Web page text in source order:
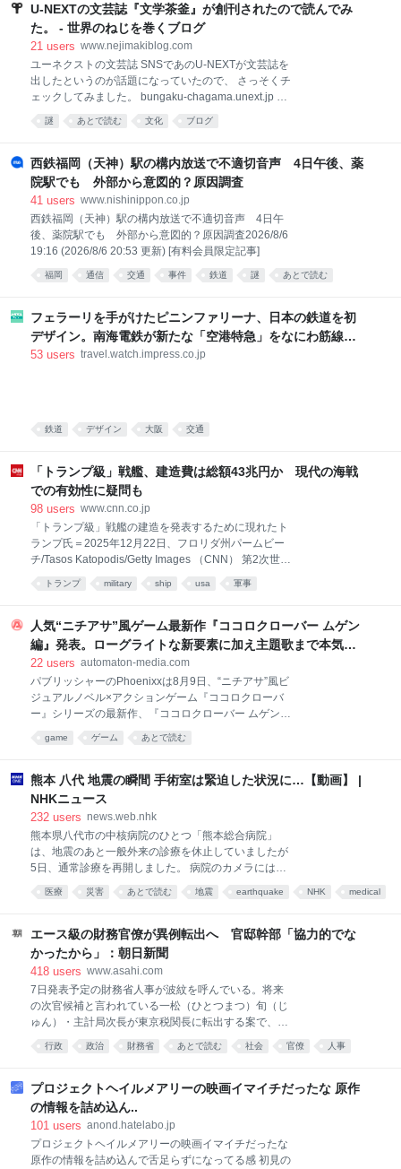
用いて、磁気活動が活発な黒点付近を詳細に観測し
た。黒点は太陽活動が盛んな領域と考えられている。
今回の画像とズームアップ映像は、太陽の複雑でダイ
光球とは、磁場と流体プラズマの流れによって形作ら
れた、大気の薄い層として存在する太陽の可視表面を
指す。 詳細な画像とコンピューターシミュレーション
を組み合わせた結果、研究者たちは太陽物理学におけ
の生活にも直接影響を及
U-NEXTの文芸誌『文学茶釜』が創刊されたので読んでみ
た。 - 世界のねじを巻くブログ
21 users www.nejimakiblog.com
ユーネクストの文芸誌 SNSであのU-NEXTが文芸誌を
出したというのが話題になっていたので、 さっそくチ
ェックしてみました。 bungaku-chagama.unext.jp 創
刊の挨拶も中の人が見える感じで良い。 ・創刊のご挨
拶 | WEB文芸誌 文学茶釜（何が出るかな） 現実が逼迫
ます。いや、もはや問われてすらいないのかもしれま
せん。20年続く業界の斜陽化は、多くの人々の内にあ
る「無意味である」という結論を表しているのかもし
れ固有の想像力を持つ表現者の、自由な創造物を世に
送り出すための場所です。 作品は時に、読む・見る・
聞く人の心を搔き乱すような強烈な疑問や、ハレーシ
ョンを孕みます。 そんな作品についてのお言葉はぜひ
謎 あとで読む 文化 ブログ
西鉄福岡（天神）駅の構内放送で不適切音声 4日午後、薬
院駅でも 外部から意図的？原因調査
41 users www.nishinippon.co.jp
西鉄福岡（天神）駅の構内放送で不適切音声 4日午
後、薬院駅でも 外部から意図的？原因調査2026/8/6
19:16 (2026/8/6 20:53 更新) [有料会員限定記事]
福岡 通信 交通 事件 鉄道 謎 あとで読む
フェラーリを手がけたピニンファリーナ、日本の鉄道を初
デザイン。南海電鉄が新たな「空港特急」をなにわ筋線へ
導入
53 users travel.watch.impress.co.jp
鉄道 デザイン 大阪 交通
「トランプ級」戦艦、建造費は総額43兆円か 現代の海戦
での有効性に疑問も
98 users www.cnn.co.jp
「トランプ級」戦艦の建造を発表するために現れたト
ランプ氏＝2025年12月22日、フロリダ州パームビー
チ/Tasos Katopodis/Getty Images （CNN） 第2次世界
大戦後最大の戦艦となる「トランプ級」の建設を海軍
に求める米政権の計画で、建造費は総額2750億ドル
たな報告書から明らかになった。米国の造船所では建
造できない可能性もあるという。 トランプ級のコスト
は1隻あたり180億ドル以上。これまでに建造された海
トランプ級戦艦のコスト高騰により、駆逐艦やフリゲ
ートも含めた海軍の水上戦闘艦の総調達予算は、2025
年の110億ドルから27年には180億ドルへと3分の2以
上増加する見込みだ――。CBOの報告書はそう指摘し
トランプ military ship usa 軍事
人気“ニチアサ”風ゲーム最新作『ココロクローバー ムゲン
編』発表。ローグライトな新要素に加え主題歌まで本気、
スーパー戦隊や「プリキュア」シリーズなどで知られる高
取ヒデアキ氏が歌う - AUTOMATON
22 users automaton-media.com
パブリッシャーのPhoenixxは8月9日、“ニチアサ”風ビ
ジュアルノベル×アクションゲーム『ココロクローバ
ー』シリーズの最新作、『ココロクローバー ムゲン
編』を発表した。対応プラットフォームは
PC（Steam）。発売日は本稿執筆時点で未定となって
ひこてる氏が手がける『ココロクローバー』シリーズ
の最新作。日曜日の朝に放映している子供向けアニメ
番組、いわゆる“ニチアサ”を意識した雰囲気と演出を
ある。本作は1クール目（1作目）の『ココロクローバ
ー シーズン1』、短編の『ココロクローバーSUN 超古
代の侵略者!!』に続く2クール目（3作目）に当たる。
本編はエピソード（話）単位で構成されており、基本
ン
game ゲーム あとで読む
熊本 八代 地震の瞬間 手術室は緊迫した状況に…【動画】 |
NHKニュース
232 users news.web.nhk
熊本県八代市の中核病院のひとつ「熊本総合病院」
は、地震のあと一般外来の診療を休止していましたが
5日、通常診療を再開しました。 病院のカメラには地
震発生時の手術室の緊迫した様子が残されていまし
た。 …
医療 災害 あとで読む 地震 earthquake NHK medical
エース級の財務官僚が異例転出へ 官邸幹部「協力的でな
かったから」：朝日新聞
418 users www.asahi.com
7日発表予定の財務省人事が波紋を呼んでいる。将来
の次官候補と言われている一松（ひとつまつ）旬（じ
ゅん）・主計局次長が東京税関長に転出する案で、エ
ース級の財務官僚がこのポストに就くのは異例。消費
減税な…
行政 政治 財務省 あとで読む 社会 官僚 人事
プロジェクトヘイルメアリーの映画イマイチだったな 原作
の情報を詰め込ん..
101 users anond.hatelabo.jp
プロジェクトヘイルメアリーの映画イマイチだったな
原作の情報を詰め込んで舌足らずになってる感 初見の